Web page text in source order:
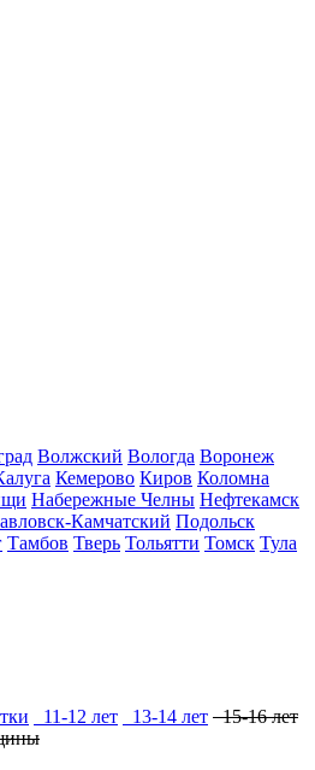
Волжский Вологда Воронеж
Кемерово Киров Коломна
Набережные Челны Нефтекамск
Камчатский Подольск
Тамбов Тверь Тольятти Томск Тула
11-12 лет 13-14 лет 15-16 лет